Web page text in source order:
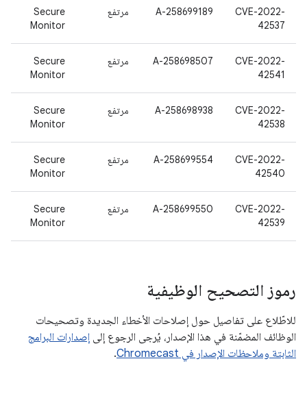
CVE-2022-
42537
A-258699189 مرتفع
Secure
Monitor
CVE-2022-
42541
A-258698507 مرتفع
Secure
Monitor
CVE-2022-
42538
A-258698938 مرتفع
Secure
Monitor
CVE-2022-
42540
A-258699554 مرتفع
Secure
Monitor
CVE-2022-
42539
A-258699550 مرتفع
Secure
Monitor
رموز التصحيح الوظيفية
للاطّلاع على تفاصيل حول إصلاحات الأخطاء الجديدة وتصحيحات
الوظائف المضمّنة في هذا الإصدار، يُرجى الرجوع إلى إصدارات البرامج
الثابتة وملاحظات الإصدار في Chromecast
.